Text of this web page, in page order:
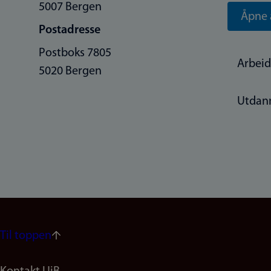
5007 Bergen
Postadresse
Postboks 7805
5020 Bergen
Åpne
Arbeid
Til toppen